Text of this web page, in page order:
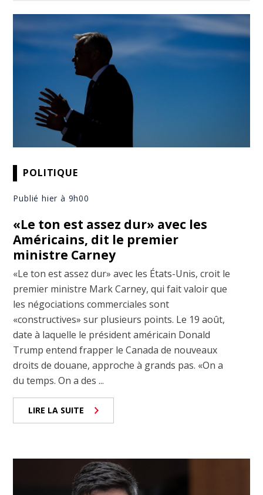
POLITIQUE
Publié hier à 9h00
«Le ton est assez dur» avec les
Américains, dit le premier
ministre Carney
«Le ton est assez dur» avec les États-Unis, croit le
premier ministre Mark Carney, qui fait valoir que
les négociations commerciales sont
«constructives» sur plusieurs points. Le 19 août,
date à laquelle le président américain Donald
Trump entend frapper le Canada de nouveaux
droits de douane, approche à grands pas. «On a
du temps. On a des ...
LIRE LA SUITE